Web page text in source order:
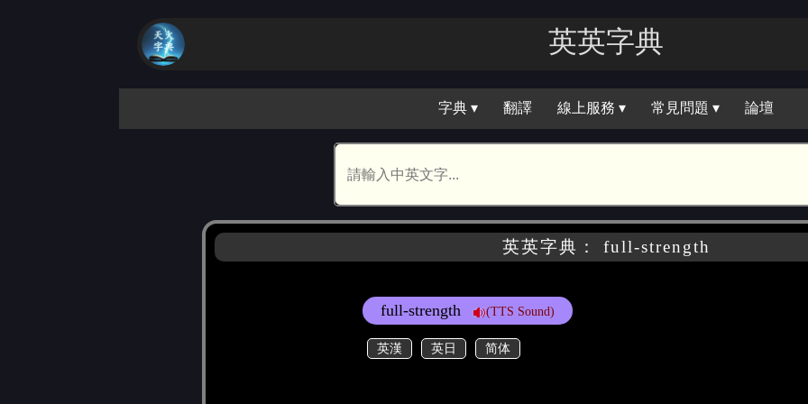
英英字典
字典 ▾ 翻譯 線上服務 ▾ 常見問題 ▾ 論壇
英英字典： full-strength
full-strength (TTS Sound)
英漢 英日 简体